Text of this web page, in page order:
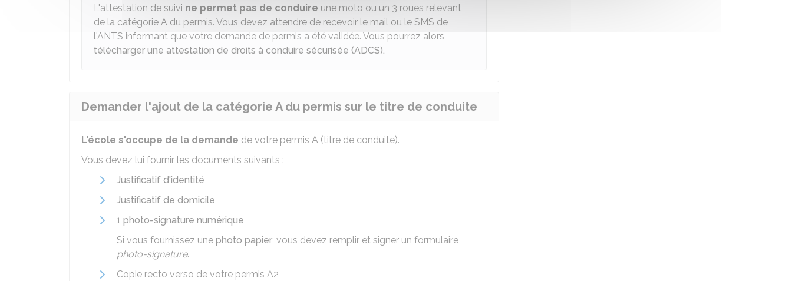
L'attestation de suivi ne permet pas de conduire une moto ou un 3 roues relevant
de la catégorie A du permis. Vous devez attendre de recevoir le mail ou le SMS de
l'ANTS informant que votre demande de permis a été validée. Vous pourrez alors
télécharger une attestation de droits à conduire sécurisée (ADCS).
Demander l'ajout de la catégorie A du permis sur le titre de conduite
L'école s'occupe de la demande de votre permis A (titre de conduite).
Vous devez lui fournir les documents suivants :
Justificatif d'identité
Justificatif de domicile
1 photo-signature numérique
Si vous fournissez une photo papier, vous devez remplir et signer un formulaire
photo-signature.
Copie recto verso de votre permis A2